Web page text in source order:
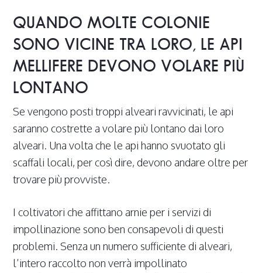
QUANDO MOLTE COLONIE
SONO VICINE TRA LORO, LE API
MELLIFERE DEVONO VOLARE PIÙ
LONTANO
Se vengono posti troppi alveari ravvicinati, le api
saranno costrette a volare più lontano dai loro
alveari. Una volta che le api hanno svuotato gli
scaffali locali, per così dire, devono andare oltre per
trovare più provviste.
I coltivatori che affittano arnie per i servizi di
impollinazione sono ben consapevoli di questi
problemi. Senza un numero sufficiente di alveari,
l’intero raccolto non verrà impollinato